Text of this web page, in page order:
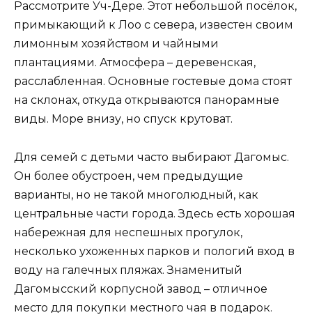
Рассмотрите Уч-Дере. Этот небольшой посёлок,
примыкающий к Лоо с севера, известен своим
лимонным хозяйством и чайными
плантациями. Атмосфера – деревенская,
расслабленная. Основные гостевые дома стоят
на склонах, откуда открываются панорамные
виды. Море внизу, но спуск крутоват.
Для семей с детьми часто выбирают Дагомыс.
Он более обустроен, чем предыдущие
варианты, но не такой многолюдный, как
центральные части города. Здесь есть хорошая
набережная для неспешных прогулок,
несколько ухоженных парков и пологий вход в
воду на галечных пляжах. Знаменитый
Дагомысский корпусной завод – отличное
место для покупки местного чая в подарок.